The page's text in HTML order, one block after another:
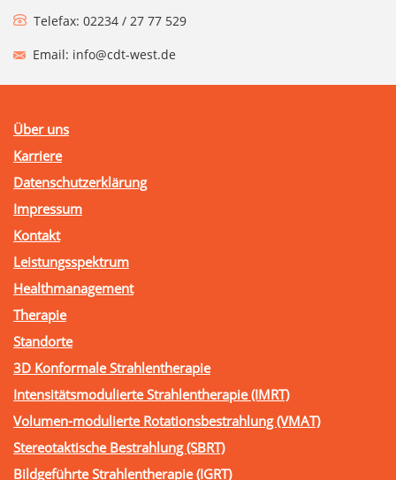
Telefax: 02234 / 27 77 529
Email: info@cdt-west.de
Über uns
Karriere
Datenschutzerklärung
Impressum
Kontakt
Leistungsspektrum
Healthmanagement
Therapie
Standorte
3D Konformale Strahlentherapie
Intensitätsmodulierte Strahlentherapie (IMRT)
Volumen-modulierte Rotationsbestrahlung (VMAT)
Stereotaktische Bestrahlung (SBRT)
Bildgeführte Strahlentherapie (IGRT)